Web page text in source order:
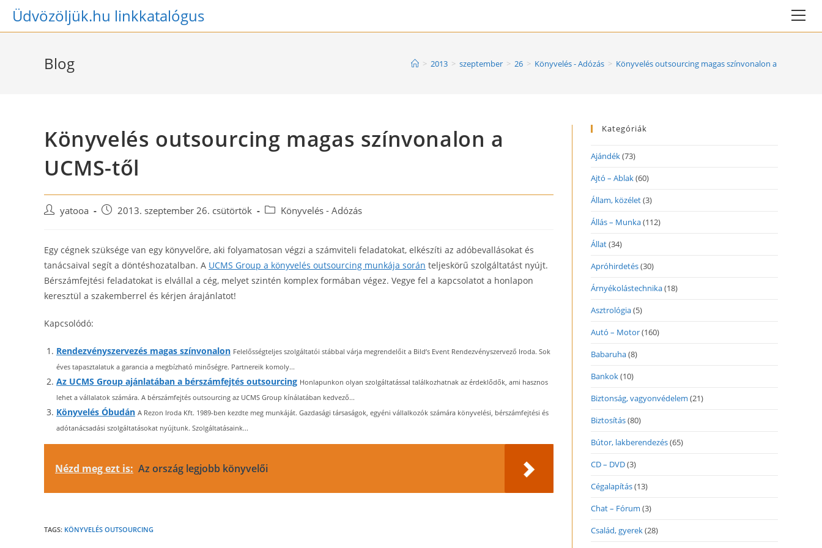
SkipÜdvözöljük.hu linkkatalógus
Blog > 2013 > szeptember > 26 > Könyvelés - Adózás > Könyvelés outsourcing magas színvonalon a UCMS-től
Könyvelés outsourcing magas színvonalon a
UCMS-től
Postyatooa
Post 2013. szeptember 26. csütörtök
Post Könyvelés - Adózás
Egy cégnek szüksége van egy könyvelőre, aki folyamatosan végzi a számviteli feladatokat, elkészíti az adóbevallásokat és
tanácsaival segít a döntéshozatalban. A UCMS Group a könyvelés outsourcing munkája során teljeskörű szolgáltatást nyújt.
Bérszámfejtési feladatokat is elvállal a cég, melyet szintén komplex formában végez. Vegye fel a kapcsolatot a honlapon
keresztül a szakemberrel és kérjen árajánlatot!
Kapcsolódó:
Rendezvényszervezés magas színvonalon Felelősségteljes szolgáltatói stábbal várja megrendelőit a Bild’s Event Rendezvényszervező Iroda. Sok
éves tapasztalatuk a garancia a megbízható minőségre. Partnereik komoly...
Az UCMS Group ajánlatában a bérszámfejtés outsourcing Honlapunkon olyan szolgáltatással találkozhatnak az érdeklődők, ami hasznos
lehet a vállalatok számára. A bérszámfejtés outsourcing az UCMS Group kínálatában kedvező...
Könyvelés Óbudán A Rezon Iroda Kft. 1989-ben kezdte meg munkáját. Gazdasági társaságok, egyéni vállalkozók számára könyvelési, bérszámfejtési és
adótanácsadási szolgáltatásokat nyújtunk. Szolgáltatásaink...
Nézd meg ezt is: Az ország legjobb könyvelői
TAGS: KÖNYVELÉS OUTSOURCING
Kategóriák
Ajándék(73)
Ajtó – Ablak(60)
Állam, közélet(3)
Állás – Munka(112)
Állat(34)
Apróhirdetés(30)
Árnyékolástechnika(18)
Asztrológia(5)
Autó – Motor(160)
Babaruha(8)
Bankok(10)
Biztonság, vagyonvédelem (21)
Biztosítás(80)
Bútor, lakberendezés(65)
CD – DVD(3)
Cégalapítás(13)
Chat – Fórum (3)
Család, gyerek(28)